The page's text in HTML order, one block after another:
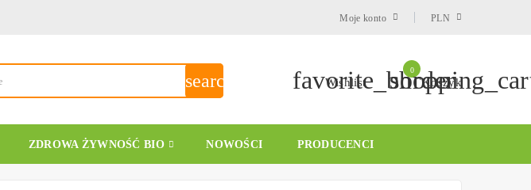
PLN
Moje konto
search Koszyk
0
favorite_border
Wishlist
ZDROWA ŻYWNOŚĆ BIO NOWOŚCI PRODUCENCI